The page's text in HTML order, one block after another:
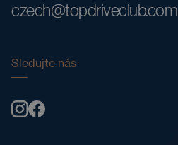
czech@topdriveclub.com
Sledujte nás